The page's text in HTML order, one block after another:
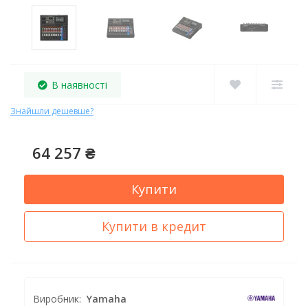
В наявності
Знайшли дешевше?
64 257 ₴
Купити
Купити в кредит
Виробник: Yamaha